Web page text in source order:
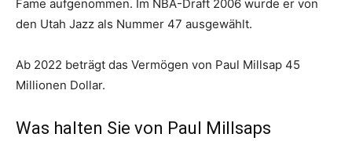
Fame aufgenommen. Im NBA-Draft 2006 wurde er von
den Utah Jazz als Nummer 47 ausgewählt.
Ab 2022 beträgt das Vermögen von Paul Millsap 45
Millionen Dollar.
Was halten Sie von Paul Millsaps